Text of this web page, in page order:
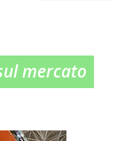
mercato